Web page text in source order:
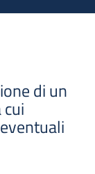
di un